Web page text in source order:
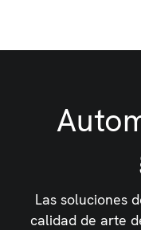
Las soluciones
calidad de arte